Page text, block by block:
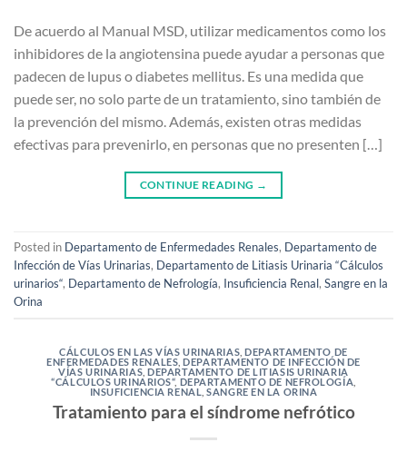
De acuerdo al Manual MSD, utilizar medicamentos como los
inhibidores de la angiotensina puede ayudar a personas que
padecen de lupus o diabetes mellitus. Es una medida que
puede ser, no solo parte de un tratamiento, sino también de
la prevención del mismo. Además, existen otras medidas
efectivas para prevenirlo, en personas que no presenten […]
CONTINUE READING →
Posted in Departamento de Enfermedades Renales, Departamento de
Infección de Vías Urinarias, Departamento de Litiasis Urinaria “Cálculos
urinarios“, Departamento de Nefrología, Insuficiencia Renal, Sangre en la
Orina
CÁLCULOS EN LAS VÍAS URINARIAS ,DEPARTAMENTO DE
ENFERMEDADES RENALES ,DEPARTAMENTO DE INFECCIÓN DE
VÍAS URINARIAS ,DEPARTAMENTO DE LITIASIS URINARIA
“CÁLCULOS URINARIOS“, DEPARTAMENTO DE NEFROLOGÍA
INSUFICIENCIA RENAL ,SANGRE EN LA ORINA
Tratamiento para el síndrome nefrótico